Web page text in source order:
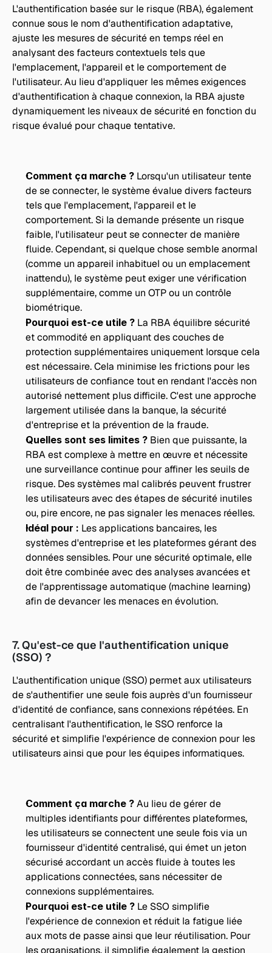
L'authentification basée sur le risque (RBA), également
connue sous le nom d'authentification adaptative,
ajuste les mesures de sécurité en temps réel en
analysant des facteurs contextuels tels que
l'emplacement, l'appareil et le comportement de
l'utilisateur. Au lieu d'appliquer les mêmes exigences
d'authentification à chaque connexion, la RBA ajuste
dynamiquement les niveaux de sécurité en fonction du
risque évalué pour chaque tentative.
Comment ça marche ? Lorsqu'un utilisateur tente
de se connecter, le système évalue divers facteurs
tels que l'emplacement, l'appareil et le
comportement. Si la demande présente un risque
faible, l'utilisateur peut se connecter de manière
fluide. Cependant, si quelque chose semble anormal
(comme un appareil inhabituel ou un emplacement
inattendu), le système peut exiger une vérification
supplémentaire, comme un OTP ou un contrôle
biométrique.
Pourquoi est-ce utile ? La RBA équilibre sécurité
et commodité en appliquant des couches de
protection supplémentaires uniquement lorsque cela
est nécessaire. Cela minimise les frictions pour les
utilisateurs de confiance tout en rendant l'accès non
autorisé nettement plus difficile. C'est une approche
largement utilisée dans la banque, la sécurité
d'entreprise et la prévention de la fraude.
Quelles sont ses limites ? Bien que puissante, la
RBA est complexe à mettre en œuvre et nécessite
une surveillance continue pour affiner les seuils de
risque. Des systèmes mal calibrés peuvent frustrer
les utilisateurs avec des étapes de sécurité inutiles
ou, pire encore, ne pas signaler les menaces réelles.
Idéal pour : Les applications bancaires, les
systèmes d'entreprise et les plateformes gérant des
données sensibles. Pour une sécurité optimale, elle
doit être combinée avec des analyses avancées et
de l'apprentissage automatique (machine learning)
afin de devancer les menaces en évolution.
7. Qu'est-ce que l'authentification unique
(SSO) ?
L'authentification unique (SSO) permet aux utilisateurs
de s'authentifier une seule fois auprès d'un fournisseur
d'identité de confiance, sans connexions répétées. En
centralisant l'authentification, le SSO renforce la
sécurité et simplifie l'expérience de connexion pour les
utilisateurs ainsi que pour les équipes informatiques.
Comment ça marche ? Au lieu de gérer de
multiples identifiants pour différentes plateformes,
les utilisateurs se connectent une seule fois via un
fournisseur d'identité centralisé, qui émet un jeton
sécurisé accordant un accès fluide à toutes les
applications connectées, sans nécessiter de
connexions supplémentaires.
Pourquoi est-ce utile ? Le SSO simplifie
l'expérience de connexion et réduit la fatigue liée
aux mots de passe ainsi que leur réutilisation. Pour
les organisations, il simplifie également la gestion